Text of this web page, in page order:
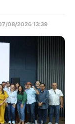
08/2026 13:39